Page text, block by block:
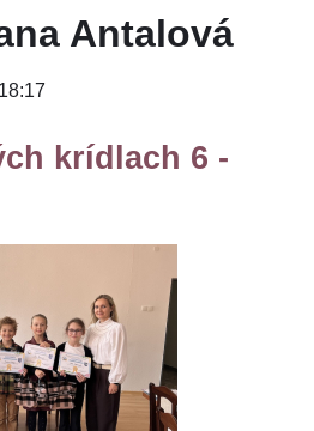
Antalová
krídlach 6 -